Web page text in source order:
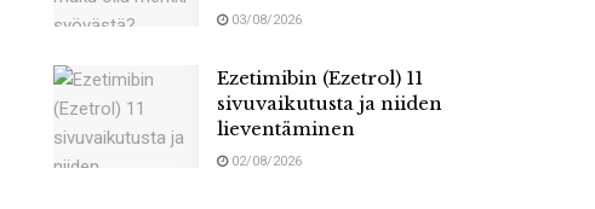
03/08/2026
Ezetimibin (Ezetrol) 11
sivuvaikutusta ja niiden
lieventäminen
02/08/2026